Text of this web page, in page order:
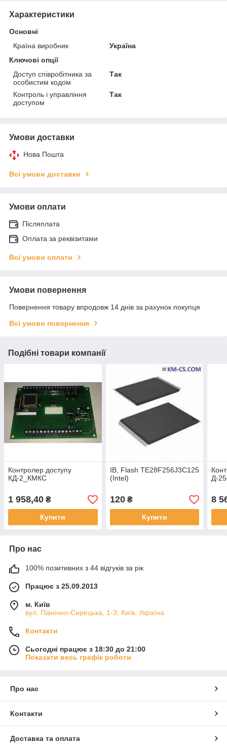
Характеристики
Основні
Країна виробник
Україна
Ключові опції
Доступ співробітника за
особистим кодом
Так
Контроль і управління
доступом
Так
Умови доставки
Нова Пошта
Всі умови доставки
Умови оплати
Післяплата
Оплата за реквізитами
Всі умови оплати
Умови повернення
Повернення товару впродовж 14 днів за рахунок покупця
Всі умови повернення
Подібні товари компанії
Контролер доступу
КД-2_КМКС
1 958,40 ₴
Купити
ІВ, Flash TE28F256J3C125
(Intel)
120₴
Купити
Д-
8
Про нас
100% позитивних з 44 відгуків за рік
Працює з 25.09.2013
м. Київ
вул. Північно-Сирецька, 1-3, Київ, Україна
Контакти
Сьогодні працює з 18:30 до 21:00
Показати весь графік роботи
Про нас
Контакти
Доставка та оплата